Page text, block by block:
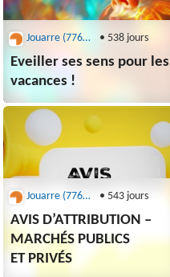
Jouarre (77640) - office de tourisme • 538 jours
Eveiller ses sens pour les
vacances !
Jouarre (77640) - office de tourisme • 543 jours
AVIS D’ATTRIBUTION –
MARCHÉS PUBLICS
ET PRIVÉS